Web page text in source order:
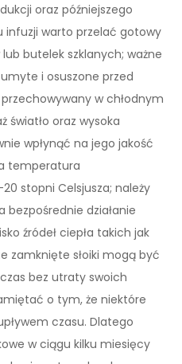
oraz późniejszego
infuzji warto przelać gotowy
butelek szklanych; ważne
i osuszone przed
w chłodnym
światło oraz wysoka
wpłynąć na jego jakość
temperatura
stopni Celsjusza; należy
działanie
źródeł ciepła takich jak
zamknięte słoiki mogą być
bez utraty swoich
o tym, że niektóre
czasu. Dlatego
w ciągu kilku miesięcy